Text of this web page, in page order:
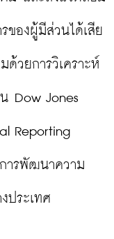
ของผู้มีส่วนได้เสีย
วยการวิเคราะห์
Dow Jones
Reporting
ารพัฒนาความ
ประเทศ